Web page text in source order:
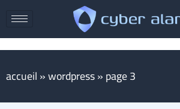
accueil»wordpress»page 3